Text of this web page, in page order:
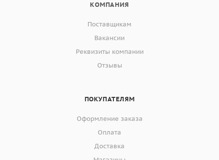
КОМПАНИЯ
Поставщикам
Вакансии
Реквизиты компании
Отзывы
ПОКУПАТЕЛЯМ
Оформление заказа
Оплата
Доставка